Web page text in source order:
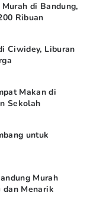
di Bandung,
Ribuan
Ciwidey, Liburan
Makan di
Sekolah
untuk
Murah
dan Menarik